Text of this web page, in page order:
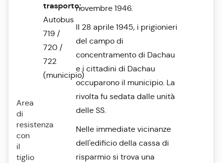
Area
di
resistenza
con
il
tiglio
trasporto:
Autobus
719 /
720 /
722
(municipio)
novembre 1946.
Il 28 aprile 1945, i prigionieri
del campo di
concentramento di Dachau
e i cittadini di Dachau
occuparono il municipio. La
rivolta fu sedata dalle unità
delle SS.
Nelle immediate vicinanze
dell'edificio della cassa di
risparmio si trova una